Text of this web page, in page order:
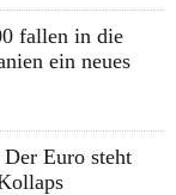
fallen in die
ein neues
Euro steht